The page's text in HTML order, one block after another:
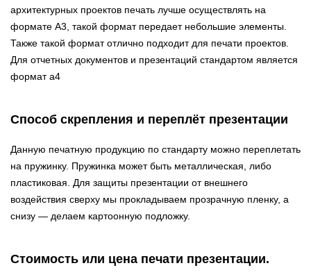
архитектурных проектов печать лучше осуществлять на
формате А3, такой формат передает небольшие элементы.
Также такой формат отлично подходит для печати проектов.
Для отчетных документов и презентаций стандартом является
формат а4
Способ скрепления и переплёт презентации
Данную печатную продукцию по стандарту можно переплетать
на пружинку. Пружинка может быть металлическая, либо
пластиковая. Для защиты презентации от внешнего
воздействия сверху мы прокладываем прозрачную пленку, а
снизу — делаем картоонную подложку.
Стоимость или цена печати презентации.